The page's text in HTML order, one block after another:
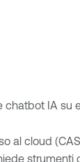
IA su
al cloud
strumenti